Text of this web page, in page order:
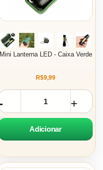
Mini Lanterna LED - Caixa Verde
R$9,99
Adicionar